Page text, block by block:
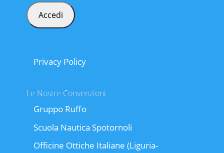
Privacy Policy
Le Nostre Convenzioni
Gruppo Ruffo
Scuola Nautica Spotornoli
Officine Ottiche Italiane (Liguria-